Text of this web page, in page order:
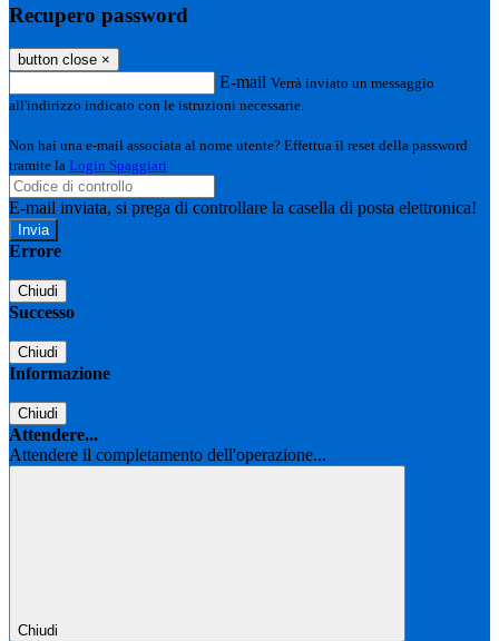
Recupero password
button close ×
E-mail Verrà inviato un messaggio
all'indirizzo indicato con le istruzioni necessarie.
Non hai una e-mail associata al nome utente? Effettua il reset della password
tramite la Login Spaggiari
E-mail inviata, si prega di controllare la casella di posta elettronica!
Errore
Chiudi
Successo
Chiudi
Informazione
Chiudi
Attendere...
Attendere il completamento dell'operazione...
Chiudi